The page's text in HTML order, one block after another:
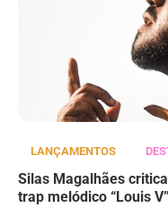
LANÇAMENTOS
Silas Magalhães
trap melódico “Louis V”